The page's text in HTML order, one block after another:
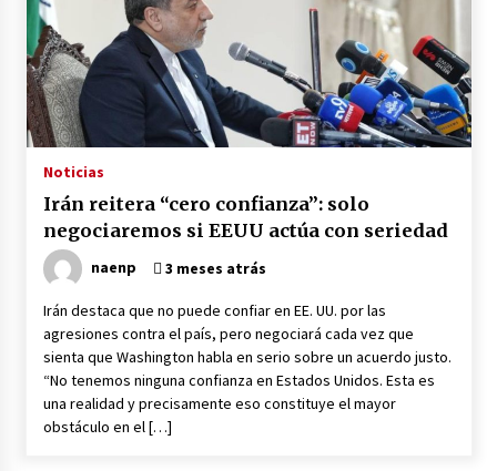
Noticias
Irán reitera “cero confianza”: solo
negociaremos si EEUU actúa con seriedad
naenp 3 meses atrás
Irán destaca que no puede confiar en EE. UU. por las
agresiones contra el país, pero negociará cada vez que
sienta que Washington habla en serio sobre un acuerdo justo.
“No tenemos ninguna confianza en Estados Unidos. Esta es
una realidad y precisamente eso constituye el mayor
obstáculo en el […]